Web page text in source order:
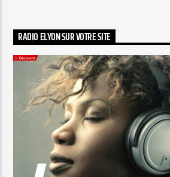
RADIO ELYON SUR VOTRE SITE